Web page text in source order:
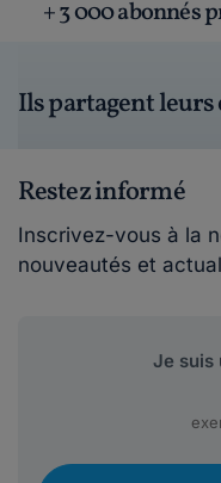
+ 3 000 abonnés
Ils partagent
Restez informé
Inscrivez-vous à la
nouveautés et